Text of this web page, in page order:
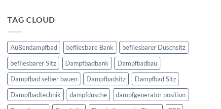
TAG CLOUD
Außendampfbad befliesbare Bank
befliesbarer Duschsitz
befliesbarer Sitz
Dampfbadbank
Dampfbadbau
Dampfbad selber bauen
Dampfbadsitz
Dampfbad Sitz
Dampfbadtechnik
dampfdusche
dampfgenerator position